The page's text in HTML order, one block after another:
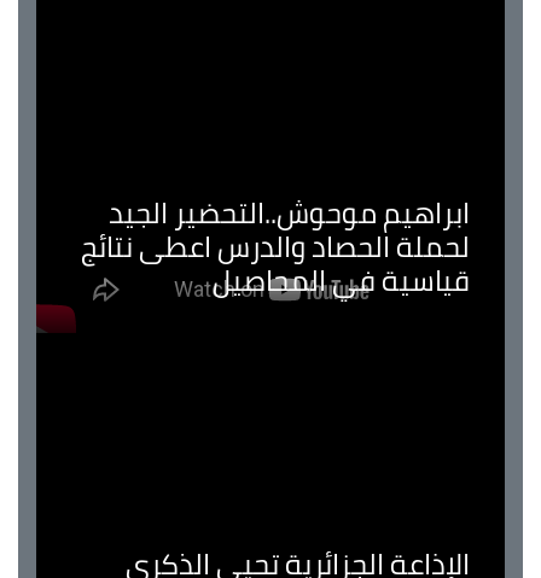
ابراهيم موحوش..التحضير الجيد
لحملة الحصاد والدرس اعطى نتائج
قياسية في المحاصيل
الإذاعة الجزائرية تحيي الذكرى